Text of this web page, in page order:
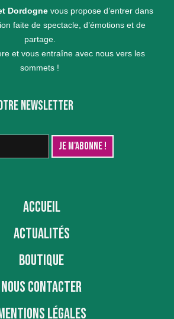
Dordogne vous propose d’entrer dans
faite de spectacle, d’émotions et de
partage.
et vous entraîne avec nous vers les
sommets !
NEWSLETTER
ACCUEIL
ACTUALITÉS
BOUTIQUE
NOUS CONTACTER
LÉGALES